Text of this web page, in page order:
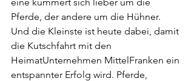
Pferde, der andere um die Hühner.
Und die Kleinste ist heute dabei, damit
die Kutschfahrt mit den
HeimatUnternehmen MittelFranken ein
entspannter Erfolg wird. Pferde,